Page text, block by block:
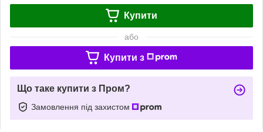
Купити
або
Купити з
Що таке купити з Пром?
Замовлення під захистом